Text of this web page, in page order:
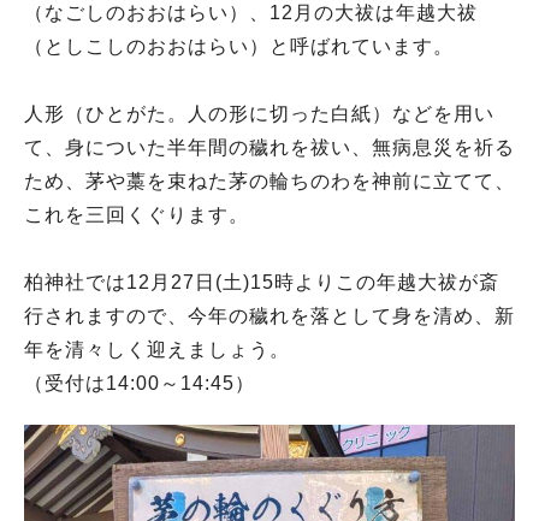
（なごしのおおはらい）、12月の大祓は年越大祓
（としこしのおおはらい）と呼ばれています。
人形（ひとがた。人の形に切った白紙）などを用い
て、身についた半年間の穢れを祓い、無病息災を祈る
ため、茅や藁を束ねた茅の輪ちのわを神前に立てて、
これを三回くぐります。
柏神社では12月27日(土)15時よりこの年越大祓が斎
行されますので、今年の穢れを落として身を清め、新
年を清々しく迎えましょう。
（受付は14:00～14:45）